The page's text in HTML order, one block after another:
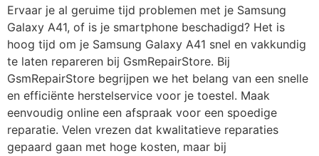
Ervaar je al geruime tijd problemen met je Samsung
Galaxy A41, of is je smartphone beschadigd? Het is
hoog tijd om je Samsung Galaxy A41 snel en vakkundig
te laten repareren bij GsmRepairStore. Bij
GsmRepairStore begrijpen we het belang van een snelle
en efficiënte herstelservice voor je toestel. Maak
eenvoudig online een afspraak voor een spoedige
reparatie. Velen vrezen dat kwalitatieve reparaties
gepaard gaan met hoge kosten, maar bij